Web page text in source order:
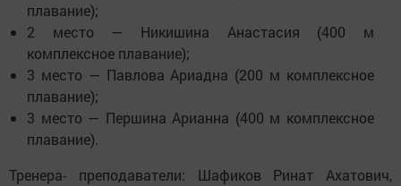
плавание);
2 место — Никишина Анастасия (400 м
комплексное плавание);
3 место — Павлова Ариадна (200 м комплексное
плавание);
3 место — Першина Арианна (400 м комплексное
плавание).
Тренера- преподаватели: Шафиков Ринат Ахатович,